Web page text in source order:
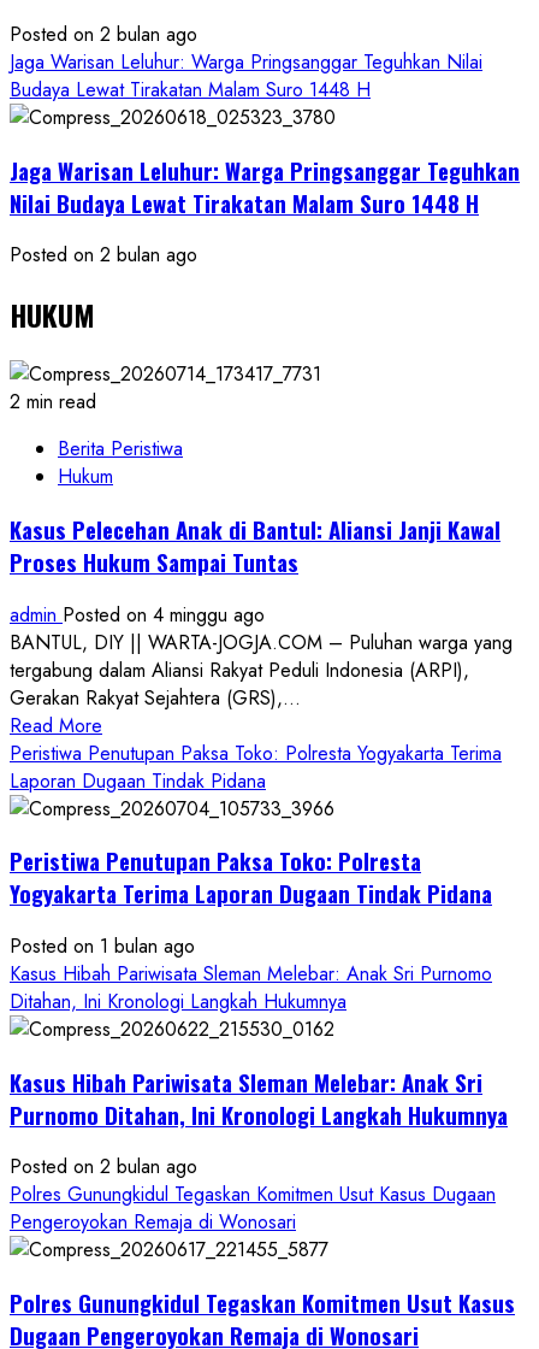
Posted on 2 bulan ago
Jaga Warisan Leluhur: Warga Pringsanggar Teguhkan Nilai
Budaya Lewat Tirakatan Malam Suro 1448 H
Jaga Warisan Leluhur: Warga Pringsanggar Teguhkan
Nilai Budaya Lewat Tirakatan Malam Suro 1448 H
Posted on 2 bulan ago
HUKUM
2 min read
Berita Peristiwa
Hukum
Kasus Pelecehan Anak di Bantul: Aliansi Janji Kawal
Proses Hukum Sampai Tuntas
admin Posted on 4 minggu ago
BANTUL, DIY || WARTA-JOGJA.COM – Puluhan warga yang
tergabung dalam Aliansi Rakyat Peduli Indonesia (ARPI),
Gerakan Rakyat Sejahtera (GRS),...
Read More
more
about
Kasus
Anak
di
Aliansi
Janji
Kawal
Proses
Sampai
Tuntas
Peristiwa Penutupan Paksa Toko: Polresta Yogyakarta Terima
Laporan Dugaan Tindak Pidana
Peristiwa Penutupan Paksa Toko: Polresta
Yogyakarta Terima Laporan Dugaan Tindak Pidana
Posted on 1 bulan ago
Kasus Hibah Pariwisata Sleman Melebar: Anak Sri Purnomo
Ditahan, Ini Kronologi Langkah Hukumnya
Kasus Hibah Pariwisata Sleman Melebar: Anak Sri
Purnomo Ditahan, Ini Kronologi Langkah Hukumnya
Posted on 2 bulan ago
Polres Gunungkidul Tegaskan Komitmen Usut Kasus Dugaan
Pengeroyokan Remaja di Wonosari
Polres Gunungkidul Tegaskan Komitmen Usut Kasus
Dugaan Pengeroyokan Remaja di Wonosari